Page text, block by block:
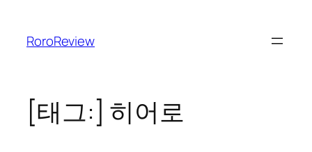
RoroReview
[태그:] 히어로